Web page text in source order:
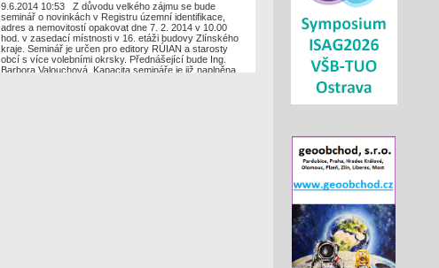
9.6.2014 10:53 Z důvodu velkého zájmu se bude
seminář o novinkách v Registru územní identifikace,
adres a nemovitostí opakovat dne 7. 2. 2014 v 10.00
hod. v zasedací místnosti v 16. etáži budovy Zlínského
kraje. Seminář je určen pro editory RÚIAN a starosty
obcí s více volebními okrsky. Přednášející bude Ing.
Barbora Valouchová. Kapacita semináře je již naplněna,